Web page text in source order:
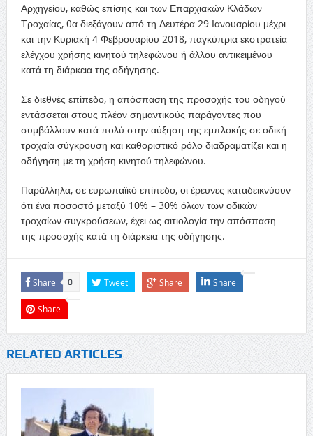
Αρχηγείου, καθώς επίσης και των Επαρχιακών Κλάδων
Τροχαίας, θα διεξάγουν από τη Δευτέρα 29 Ιανουαρίου μέχρι
και την Κυριακή 4 Φεβρουαρίου 2018, παγκύπρια εκστρατεία
ελέγχου χρήσης κινητού τηλεφώνου ή άλλου αντικειμένου
κατά τη διάρκεια της οδήγησης.
Σε διεθνές επίπεδο, η απόσπαση της προσοχής του οδηγού
εντάσσεται στους πλέον σημαντικούς παράγοντες που
συμβάλλουν κατά πολύ στην αύξηση της εμπλοκής σε οδική
τροχαία σύγκρουση και καθοριστικό ρόλο διαδραματίζει και η
οδήγηση με τη χρήση κινητού τηλεφώνου.
Παράλληλα, σε ευρωπαϊκό επίπεδο, οι έρευνες καταδεικνύουν
ότι ένα ποσοστό μεταξύ 10% – 30% όλων των οδικών
τροχαίων συγκρούσεων, έχει ως αιτιολογία την απόσπαση
της προσοχής κατά τη διάρκεια της οδήγησης.
Share 0 Tweet Share Share
Share
RELATED ARTICLES